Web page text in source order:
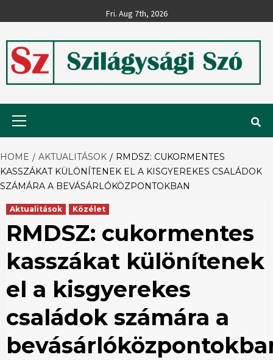
to
Fri. Aug 7th, 2026
Szilágysági
Szó
HOME AKTUALITÁSOK
RMDSZ: CUKORMENTES
KASSZÁKAT KÜLÖNÍTENEK EL A KISGYEREKES CSALÁDOK
SZÁMÁRA A BEVÁSÁRLÓKÖZPONTOKBAN
Aktualitások Közélet
RMDSZ: cukormentes
kasszákat különítenek
el a kisgyerekes
családok számára a